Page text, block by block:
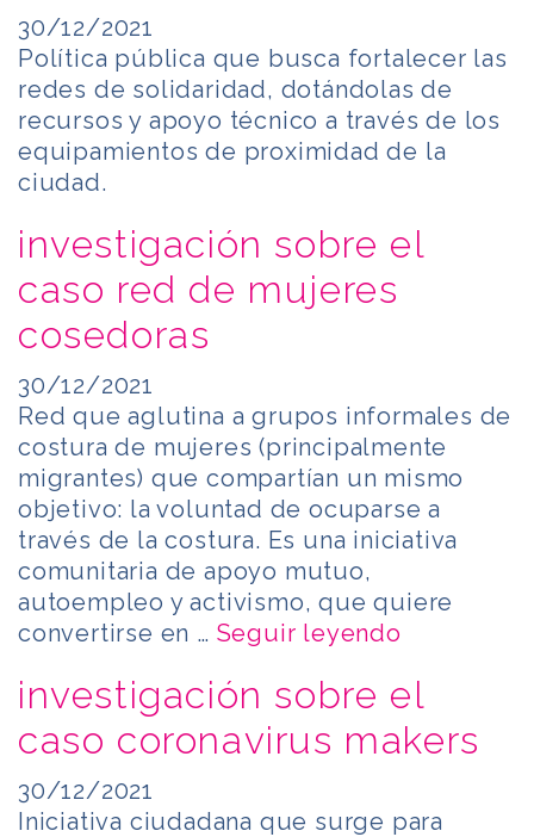
30/12/2021
Política pública que busca fortalecer las
redes de solidaridad, dotándolas de
recursos y apoyo técnico a través de los
equipamientos de proximidad de la
ciudad.
investigación sobre el
caso red de mujeres
cosedoras
30/12/2021
Red que aglutina a grupos informales de
costura de mujeres (principalmente
migrantes) que compartían un mismo
objetivo: la voluntad de ocuparse a
través de la costura. Es una iniciativa
comunitaria de apoyo mutuo,
autoempleo y activismo, que quiere
convertirse en … Seguir leyendo
investigación sobre el
caso coronavirus makers
30/12/2021
Iniciativa ciudadana que surge para